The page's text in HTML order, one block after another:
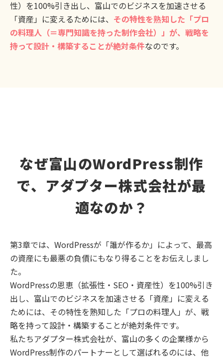
性）を100%引き出し、富山でのビジネスを加速させる
「資産」に変えるためには、 その特性を熟知した「プロ
の料理人（＝専門知識を持った制作会社）」が、戦略を
持って設計・構築することが絶対条件なのです。
なぜ富山のWordPress制作
で、アダプター株式会社が最
適なのか？
第3章では、WordPressが「誰が作るか」によって、最高
の資産にも最悪の負債にもなり得ることをお伝えしまし
た。
WordPressの恩恵（拡張性・SEO・資産性）を100%引き
出し、富山でのビジネスを加速させる「資産」に変える
ためには、その特性を熟知した「プロの料理人」が、戦
略を持って設計・構築することが絶対条件です。
私たちアダプター株式会社が、富山の多くの企業様から
WordPress制作のパートナーとして選ばれるのには、他